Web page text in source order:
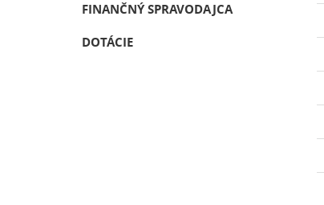
FINANČNÝ SPRAVODAJCA
DOTÁCIE